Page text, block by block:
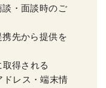
・面談時のご
先から提供を
得される
ドレス・端末情